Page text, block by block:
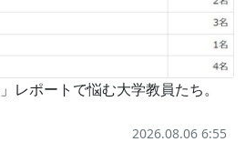
レポートで悩む大学教員たち。
2026.08.06 6:55